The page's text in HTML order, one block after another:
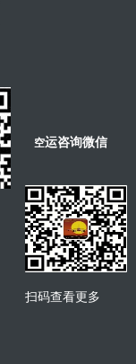
扫码查看更多
空运咨询微信